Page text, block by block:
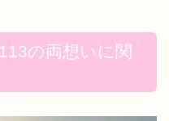
の両想いに関